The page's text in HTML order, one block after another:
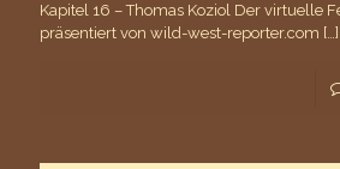
Kapitel 16 – Thomas Koziol Der virtuelle
präsentiert von wild-west-reporter.com […]